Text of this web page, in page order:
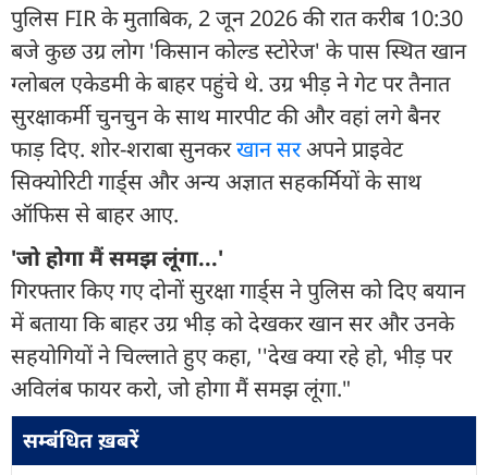
पुलिस FIR के मुताबिक, 2 जून 2026 की रात करीब 10:30
बजे कुछ उग्र लोग 'किसान कोल्ड स्टोरेज' के पास स्थित खान
ग्लोबल एकेडमी के बाहर पहुंचे थे. उग्र भीड़ ने गेट पर तैनात
सुरक्षाकर्मी चुनचुन के साथ मारपीट की और वहां लगे बैनर
फाड़ दिए. शोर-शराबा सुनकरखान सरअपने प्राइवेट
सिक्योरिटी गार्ड्स और अन्य अज्ञात सहकर्मियों के साथ
ऑफिस से बाहर आए.
'जो होगा मैं समझ लूंगा...'
गिरफ्तार किए गए दोनों सुरक्षा गार्ड्स ने पुलिस को दिए बयान
में बताया कि बाहर उग्र भीड़ को देखकर खान सर और उनके
सहयोगियों ने चिल्लाते हुए कहा, ''देख क्या रहे हो, भीड़ पर
अविलंब फायर करो, जो होगा मैं समझ लूंगा."
सम्बंधित ख़बरें